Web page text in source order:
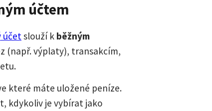
účtem
účetslouží k běžným
(např. výplaty), transakcím,
které máte uložené peníze.
kdykoliv je vybírat jako